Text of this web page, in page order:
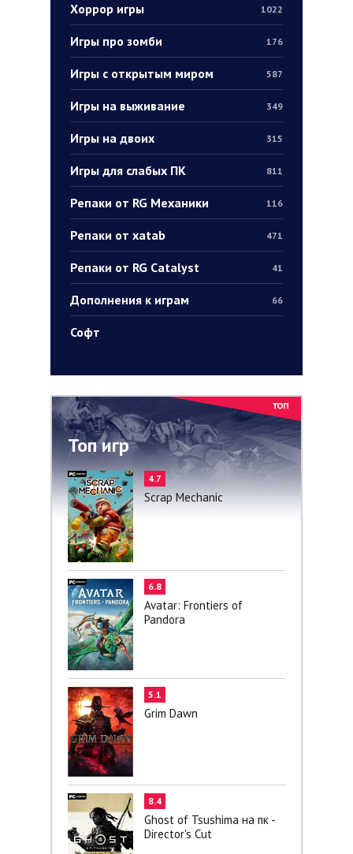
Хоррор игры 1022
Игры про зомби 176
Игры с открытым миром 587
Игры на выживание 349
Игры на двоих 315
Игры для слабых ПК 811
Репаки от RG Механики 116
Репаки от xatab 471
Репаки от RG Catalyst 41
Дополнения к играм 66
Софт
Топ игр
4.7
Scrap Mechanic
6.8
Avatar: Frontiers of
Pandora
5.1
Grim Dawn
8.4
Ghost of Tsushima на пк -
Director's Cut